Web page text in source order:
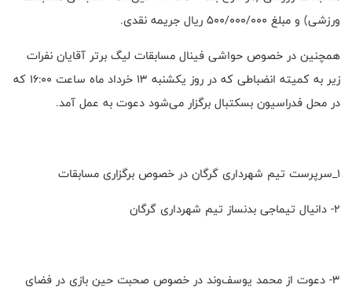
ورزشی) و مبلغ ۵۰۰/۰۰۰/۰۰۰ ریال جریمه نقدی.
همچنین در خصوص حواشی فينال مسابقات ليگ برتر آقايان نفرات
زیر به كميته انضباطی كه در روز يكشنبه ١٣ خرداد ماه ساعت ١٦:٠٠ كه
در محل فدراسيون بسكتبال برگزار می‌شود دعوت به عمل آمد.
۱_سرپرست تيم شهرداری گرگان در خصوص برگزاری مسابقات
۲- دانيال تيماجی بدنساز تيم شهرداری گرگان
٣- دعوت از محمد يوسف‌وند در خصوص صحبت حین بازی در فضای